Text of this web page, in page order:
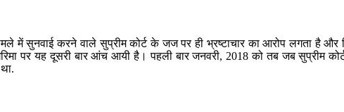
में सुनवाई करने वाले सुप्रीम कोर्ट के जज पर ही भ्रष्टाचार का आरोप लगता
पर यह दूसरी बार आंच आयी है। पहली बार जनवरी, 2018 को तब जब